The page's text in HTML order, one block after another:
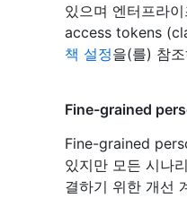
있으며 엔터프라
access tokens
책 설정을(를) 참
Fine-grained
Fine-grained
있지만 모든 시나
결하기 위한 개선